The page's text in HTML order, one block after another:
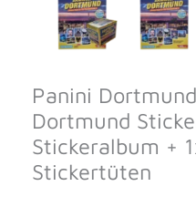
Panini
Dortmund
Stickeralbum +
Stickertüten